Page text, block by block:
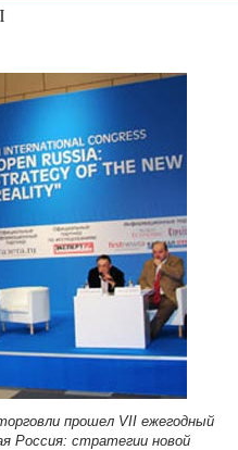
прошел VII ежегодный
Россия: стратегии новой